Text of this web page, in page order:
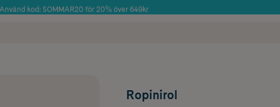
Använd kod: SOMMAR20 för 20% över 649kr
Ropinirol